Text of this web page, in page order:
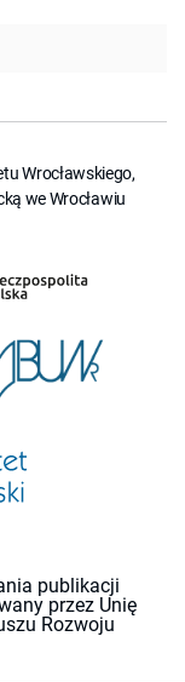
Wrocławskiego,
we Wrocławiu
publikacji
przez Unię
Rozwoju